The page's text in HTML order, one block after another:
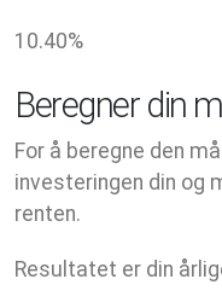
10.40%
Beregner din
For å beregne den
investeringen din og
renten.
Resultatet er din